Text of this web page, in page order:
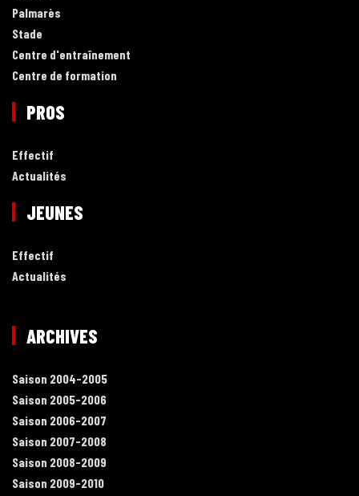
Palmarès
Stade
Centre d'entraînement
Centre de formation
PROS
Effectif
Actualités
JEUNES
Effectif
Actualités
ARCHIVES
Saison 2004-2005
Saison 2005-2006
Saison 2006-2007
Saison 2007-2008
Saison 2008-2009
Saison 2009-2010